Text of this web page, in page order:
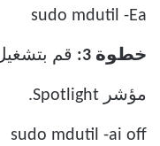
sudo mdutil -Ea
خطوة 3: قم
مؤشر Spotlight.
sudo mdutil -ai off